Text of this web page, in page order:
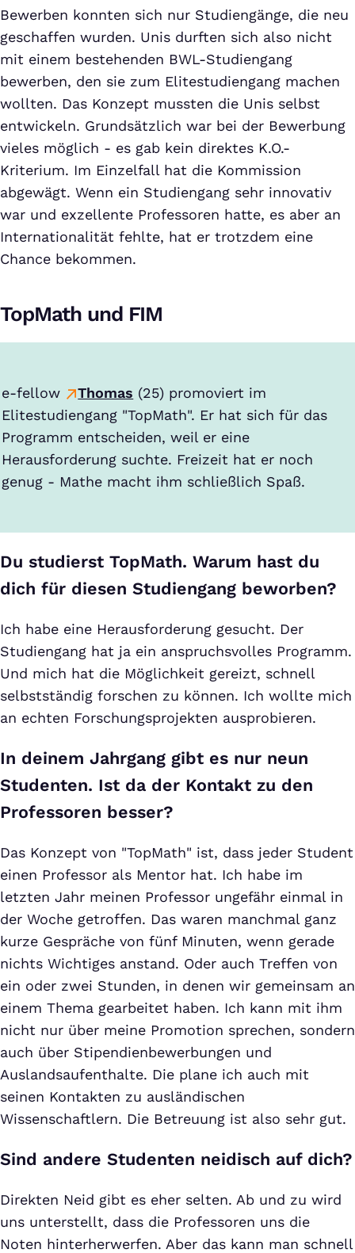
Bewerben konnten sich nur Studiengänge, die neu
geschaffen wurden. Unis durften sich also nicht
mit einem bestehenden BWL-Studiengang
bewerben, den sie zum Elitestudiengang machen
wollten. Das Konzept mussten die Unis selbst
entwickeln. Grundsätzlich war bei der Bewerbung
vieles möglich - es gab kein direktes K.O.-
Kriterium. Im Einzelfall hat die Kommission
abgewägt. Wenn ein Studiengang sehr innovativ
war und exzellente Professoren hatte, es aber an
Internationalität fehlte, hat er trotzdem eine
Chance bekommen.
TopMath und FIM
e-fellow Thomas (25) promoviert im
Elitestudiengang "TopMath". Er hat sich für das
Programm entscheiden, weil er eine
Herausforderung suchte. Freizeit hat er noch
genug - Mathe macht ihm schließlich Spaß.
Du studierst TopMath. Warum hast du
dich für diesen Studiengang beworben?
Ich habe eine Herausforderung gesucht. Der
Studiengang hat ja ein anspruchsvolles Programm.
Und mich hat die Möglichkeit gereizt, schnell
selbstständig forschen zu können. Ich wollte mich
an echten Forschungsprojekten ausprobieren.
In deinem Jahrgang gibt es nur neun
Studenten. Ist da der Kontakt zu den
Professoren besser?
Das Konzept von "TopMath" ist, dass jeder Student
einen Professor als Mentor hat. Ich habe im
letzten Jahr meinen Professor ungefähr einmal in
der Woche getroffen. Das waren manchmal ganz
kurze Gespräche von fünf Minuten, wenn gerade
nichts Wichtiges anstand. Oder auch Treffen von
ein oder zwei Stunden, in denen wir gemeinsam an
einem Thema gearbeitet haben. Ich kann mit ihm
nicht nur über meine Promotion sprechen, sondern
auch über Stipendienbewerbungen und
Auslandsaufenthalte. Die plane ich auch mit
seinen Kontakten zu ausländischen
Wissenschaftlern. Die Betreuung ist also sehr gut.
Sind andere Studenten neidisch auf dich?
Direkten Neid gibt es eher selten. Ab und zu wird
uns unterstellt, dass die Professoren uns die
Noten hinterherwerfen. Aber das kann man schnell